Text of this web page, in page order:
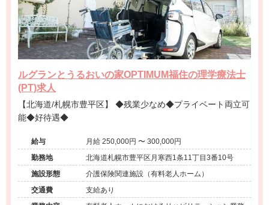
ルグランとうるおいの家OPTIMUM福住の理学療法士
(PT)求人
【北海道/札幌市豊平区】 ◆残業少なめ◆プライベート両立可
能◆好待遇◆
給与
月給 250,000円 〜 300,000円
勤務地
北海道札幌市豊平区月寒西1条11丁目3番10号
施設形態
介護保険関連施設（有料老人ホーム）
交通費
支給あり